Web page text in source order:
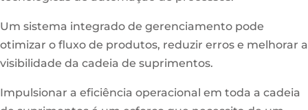
Um sistema integrado de gerenciamento pode
otimizar o fluxo de produtos, reduzir erros e melhorar a
visibilidade da cadeia de suprimentos.
Impulsionar a eficiência operacional em toda a cadeia